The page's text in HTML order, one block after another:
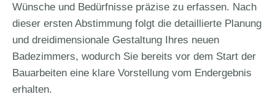
Wünsche und Bedürfnisse präzise zu erfassen. Nach
dieser ersten Abstimmung folgt die detaillierte Planung
und dreidimensionale Gestaltung Ihres neuen
Badezimmers, wodurch Sie bereits vor dem Start der
Bauarbeiten eine klare Vorstellung vom Endergebnis
erhalten.